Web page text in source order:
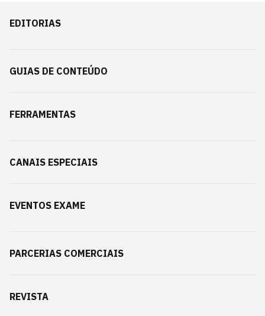
EDITORIAS
GUIAS DE CONTEÚDO
FERRAMENTAS
CANAIS ESPECIAIS
EVENTOS EXAME
PARCERIAS COMERCIAIS
REVISTA